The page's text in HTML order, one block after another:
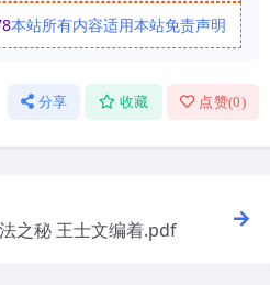
本站所有内容适用本站免责声明
分享 收藏 点赞(0)
之秘 王士文编着.pdf